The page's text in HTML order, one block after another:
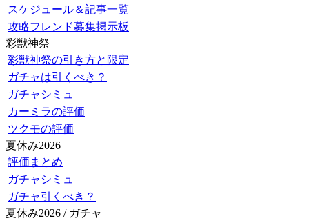
スケジュール＆記事一覧
攻略フレンド募集掲示板
彩獣神祭
彩獣神祭の引き方と限定
ガチャは引くべき？
ガチャシミュ
カーミラの評価
ツクモの評価
夏休み2026
評価まとめ
ガチャシミュ
ガチャ引くべき？
夏休み2026 / ガチャ